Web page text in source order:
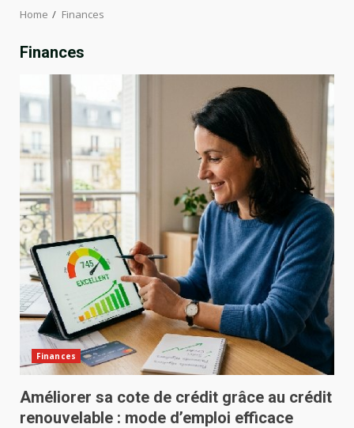
Home Finances
Finances
Finances
Améliorer sa cote de crédit grâce au crédit
renouvelable : mode d’emploi efficace